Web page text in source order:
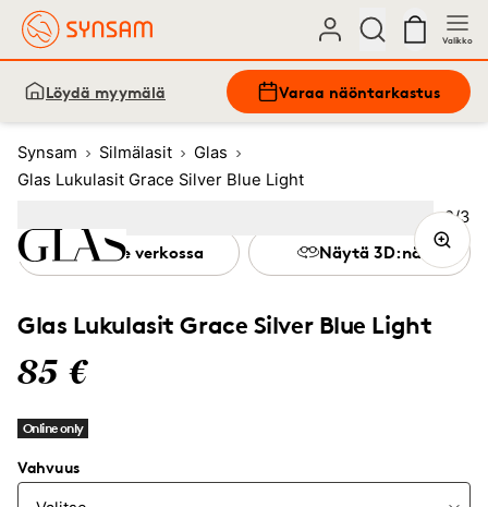
Valikko
Löydä myymälä Varaa näöntarkastus
Synsam Silmälasit
Glas
Glas Lukulasit Grace Silver Blue Light
Glas Lukulasit Grace Silver Blue Light
85 €
Online only
Vahvuus
Kokeile verkossa Näytä 3D:nä
Kuva
2/3
Image 3